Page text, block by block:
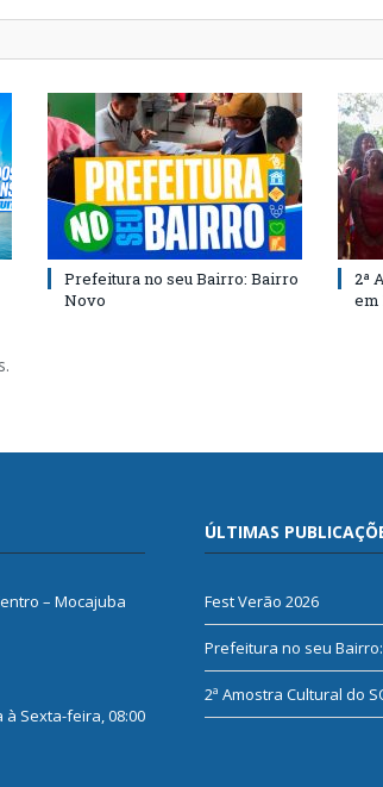
Prefeitura no seu Bairro: Bairro
Novo
2ª
em
– Mocajuba
Sexta-feira, 08:00
ÚLTIMAS
Fest Verão 2026
Prefeitura no seu
2ª Amostra Cultural do